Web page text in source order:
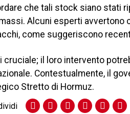
che tali stock siano stati
Alcuni esperti avvertono
come suggeriscono
cruciale; il loro intervento
Contestualmente, il
Stretto di Hormuz.